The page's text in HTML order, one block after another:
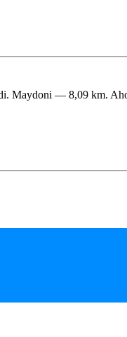
Maydoni — 8,09 km.